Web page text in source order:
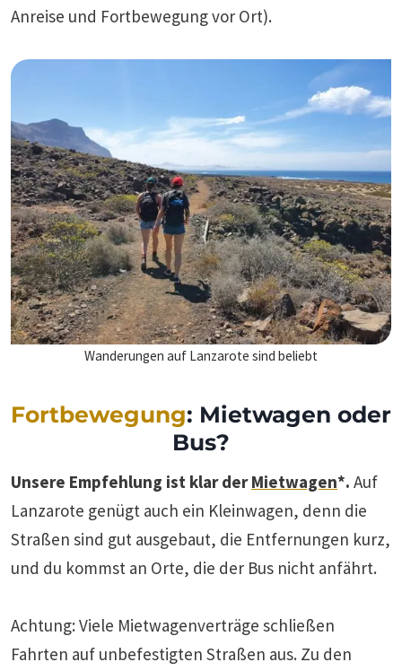
Anreise und Fortbewegung vor Ort).
Wanderungen auf Lanzarote sind beliebt
Fortbewegung: Mietwagen oder
Bus?
Unsere Empfehlung ist klar derMietwagen*. Auf
Lanzarote genügt auch ein Kleinwagen, denn die
Straßen sind gut ausgebaut, die Entfernungen kurz,
und du kommst an Orte, die der Bus nicht anfährt.
Achtung: Viele Mietwagenverträge schließen
Fahrten auf unbefestigten Straßen aus. Zu den